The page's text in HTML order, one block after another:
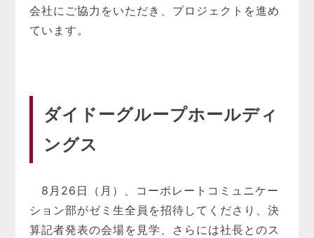
会社にご協力をいただき、プロジェクトを進め
ています。
ダイドーグループホールディ
ングス
8月26日（月）、コーポレートコミュニケー
ション部がゼミ生全員を招待してくださり、決
算記者発表の会場を見学、さらには社長とのス